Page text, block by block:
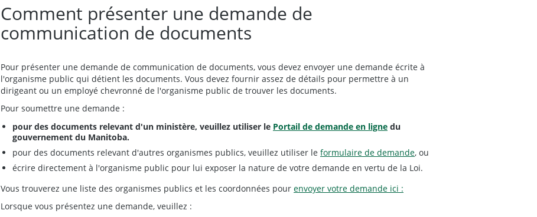
Comment présenter une demande de
communication de documents
Pour présenter une demande de communication de documents, vous devez envoyer une demande écrite à
l'organisme public qui détient les documents. Vous devez fournir assez de détails pour permettre à un
dirigeant ou un employé chevronné de l'organisme public de trouver les documents.
Pour soumettre une demande :
pour des documents relevant d'un ministère, veuillez utiliser le Portail de demande en ligne du
gouvernement du Manitoba.
pour des documents relevant d'autres organismes publics, veuillez utiliser le formulaire de demande, ou
écrire directement à l'organisme public pour lui exposer la nature de votre demande en vertu de la Loi.
Vous trouverez une liste des organismes publics et les coordonnées pour envoyer votre demande ici :
Lorsque vous présentez une demande, veuillez :